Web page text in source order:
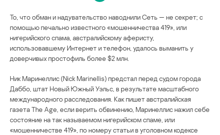
То, что обман и надувательство наводнили Сеть — не секрет; с
помощью печально известного «мошенничества 419», или
нигерийского спама, австралийскому аферисту,
использовавшему Интернет и телефон, удалось выманить у
доверчивых простофиль более $2 млн.
Ник Маринеллис (Nick Marinellis) предстал перед судом города
Даббо, штат Новый Южный Уэльс, в результате масштабного
международного расследования. Как пишет австралийская
газета The Age, если верить обвинению, Маринеллис нажил себе
состояние на так называемом нигерийском спаме, или
«мошенничестве 419», по номеру статьи в уголовном кодексе